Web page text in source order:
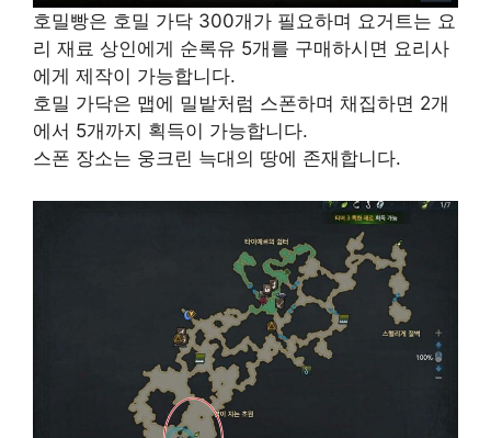
호밀빵은 호밀 가닥 300개가 필요하며 요거트는 요
리 재료 상인에게 순록유 5개를 구매하시면 요리사
에게 제작이 가능합니다.
호밀 가닥은 맵에 밀밭처럼 스폰하며 채집하면 2개
에서 5개까지 획득이 가능합니다.
스폰 장소는 웅크린 늑대의 땅에 존재합니다.